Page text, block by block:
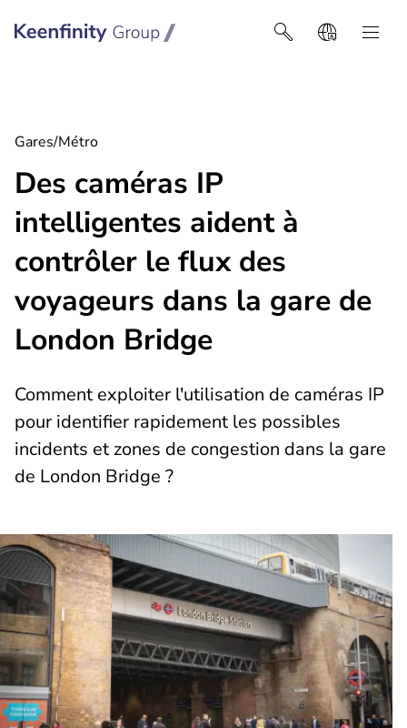
Keenfinity Group I Belgique
Gares/Métro
Des caméras IP
intelligentes aident à
contrôler le flux des
voyageurs dans la gare de
London Bridge
Comment exploiter l'utilisation de caméras IP
pour identifier rapidement les possibles
incidents et zones de congestion dans la gare
de London Bridge ?